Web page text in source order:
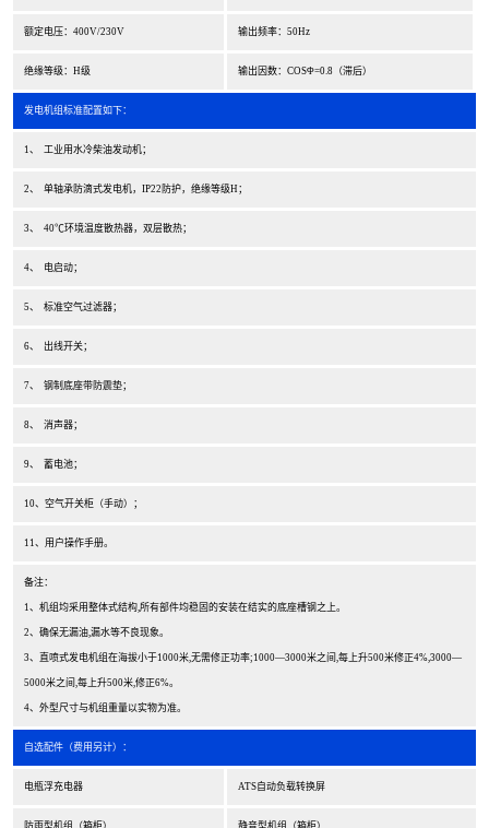
额定电压：400V/230V 输出频率：50Hz
绝缘等级：H级 输出因数：COSΦ=0.8（滞后）
发电机组标准配置如下：
1、 工业用水冷柴油发动机；
2、 单轴承防滴式发电机，IP22防护，绝缘等级H；
3、 40℃环境温度散热器，双层散热；
4、 电启动；
5、 标准空气过滤器；
6、 出线开关；
7、 钢制底座带防震垫；
8、 消声器；
9、 蓄电池；
10、空气开关柜（手动）；
11、用户操作手册。
备注：
1、机组均采用整体式结构,所有部件均稳固的安装在结实的底座槽钢之上。
2、确保无漏油,漏水等不良现象。
3、直喷式发电机组在海拔小于1000米,无需修正功率;1000—3000米之间,每上升500米修正4%,3000—
5000米之间,每上升500米,修正6%。
4、外型尺寸与机组重量以实物为准。
自选配件（费用另计）：
电瓶浮充电器 ATS自动负载转换屏